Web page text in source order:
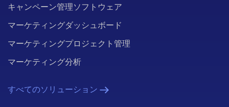
キャンペーン管理ソフトウェア
マーケティングダッシュボード
マーケティングプロジェクト管理
マーケティング分析
すべてのソリューション